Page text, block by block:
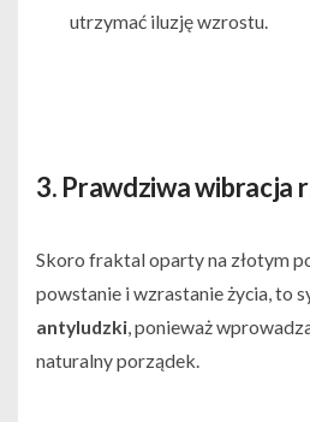
utrzymać iluzję wzrostu.
3. Prawdziwa wibracja
Skoro fraktal oparty na złotym
powstanie i wzrastanie życia, to
antyludzki, ponieważ
naturalny porządek.